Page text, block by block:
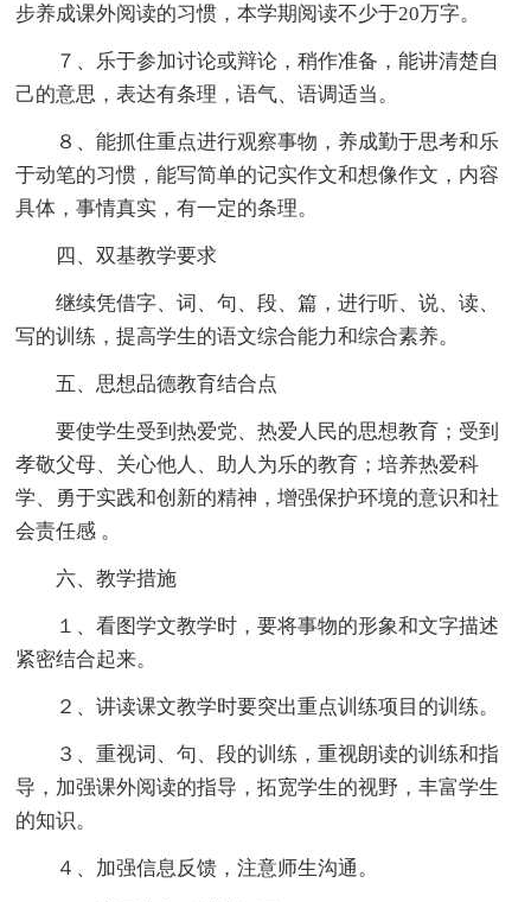
步养成课外阅读的习惯，本学期阅读不少于20万字。
７、乐于参加讨论或辩论，稍作准备，能讲清楚自
己的意思，表达有条理，语气、语调适当。
８、能抓住重点进行观察事物，养成勤于思考和乐
于动笔的习惯，能写简单的记实作文和想像作文，内容
具体，事情真实，有一定的条理。
四、双基教学要求
继续凭借字、词、句、段、篇，进行听、说、读、
写的训练，提高学生的语文综合能力和综合素养。
五、思想品德教育结合点
要使学生受到热爱党、热爱人民的思想教育；受到
孝敬父母、关心他人、助人为乐的教育；培养热爱科
学、勇于实践和创新的精神，增强保护环境的意识和社
会责任感 。
六、教学措施
１、看图学文教学时，要将事物的形象和文字描述
紧密结合起来。
２、讲读课文教学时要突出重点训练项目的训练。
３、重视词、句、段的训练，重视朗读的训练和指
导，加强课外阅读的指导，拓宽学生的视野，丰富学生
的知识。
４、加强信息反馈，注意师生沟通。